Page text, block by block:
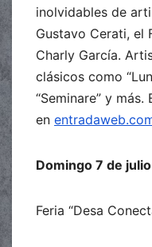
inolvidables de
Gustavo Cerati, el
Charly García.
clásicos como
“Seminare” y
en
Domingo 7 de julio
Feria “Desa